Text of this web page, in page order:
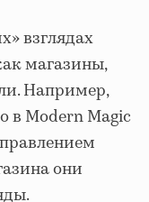
взглядах
магазины,
Например,
в Modern Magic
они